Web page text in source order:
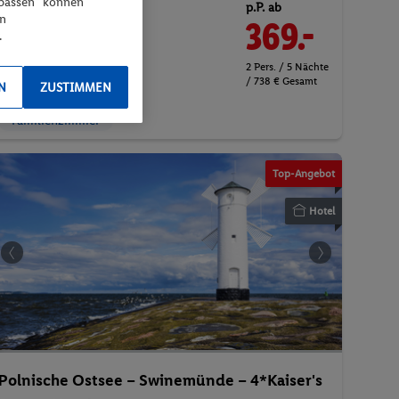
- 02.01.2027
p.P. ab
369.-
2 Pers. / 5 Nächte
/ 738 € Gesamt
Familienzimmer
Top-Angebot
Hotel
Ostsee – Swinemünde – 4*Kaiser's
.
ZUSTIMMEN